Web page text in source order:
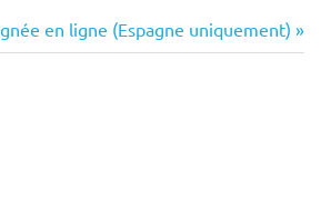
en ligne (Espagne uniquement)